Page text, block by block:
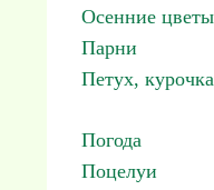
Осенние цветы
Парни
Петух,
Погода
Поцелуи